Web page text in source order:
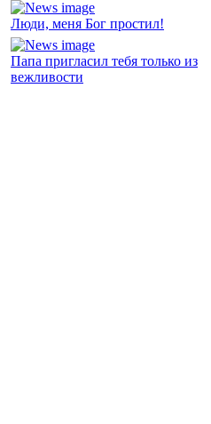
Люди, меня Бог простил!
Папа пригласил тебя только из
вежливости